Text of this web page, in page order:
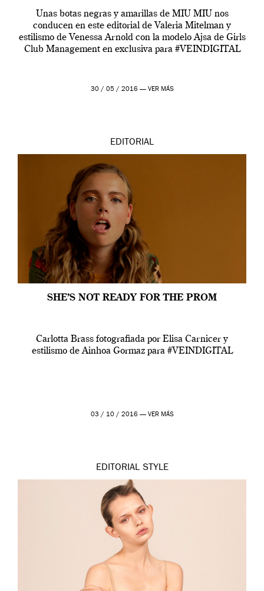
Unas botas negras y amarillas de MIU MIU nos
conducen en este editorial de Valeria Mitelman y
estilismo de Venessa Arnold con la modelo Ajsa de Girls
Club Management en exclusiva para #VEINDIGITAL
30 / 05 / 2016 — VER MÁS
EDITORIAL
SHE’S NOT READY FOR THE PROM
Carlotta Brass fotografiada por Elisa Carnicer y
estilismo de Ainhoa Gormaz para #VEINDIGITAL
03 / 10 / 2016 — VER MÁS
EDITORIAL STYLE